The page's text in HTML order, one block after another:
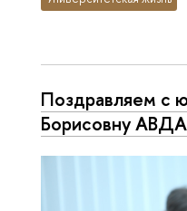
Поздравляем с
Борисовну